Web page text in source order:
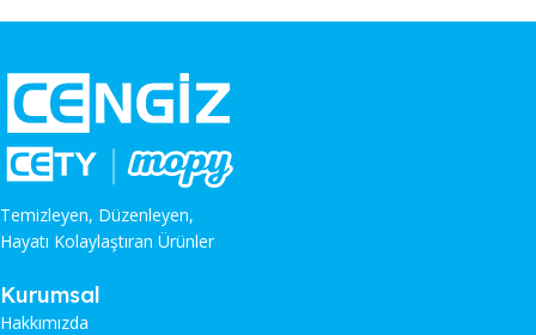
Temizleyen, Düzenleyen,
Hayatı Kolaylaştıran Ürünler
Kurumsal
Hakkımızda